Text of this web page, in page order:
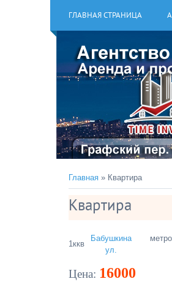
ГЛАВНАЯ СТРАНИЦА
Главная » Квартира
Квартира
1ккв
Бабушкина
ул.
Цена: 16000